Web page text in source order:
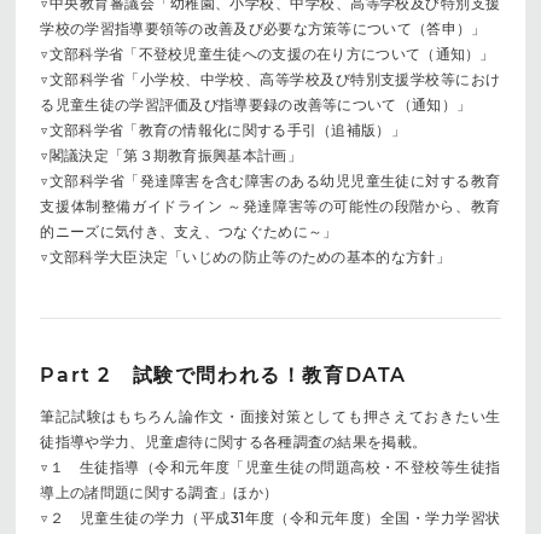
学校の学習指導要領等の改善及び必要な方策等について（答申）」
▽文部科学省「不登校児童生徒への支援の在り方について（通知）」
▽文部科学省「小学校、中学校、高等学校及び特別支援学校等におけ
る児童生徒の学習評価及び指導要録の改善等について（通知）」
▽文部科学省「教育の情報化に関する手引（追補版）」
▽閣議決定「第３期教育振興基本計画」
▽文部科学省「発達障害を含む障害のある幼児児童生徒に対する教育
支援体制整備ガイドライン ～発達障害等の可能性の段階から、教育
的ニーズに気付き、支え、つなぐために～」
▽文部科学大臣決定「いじめの防止等のための基本的な方針」
Part 2 試験で問われる！教育DATA
筆記試験はもちろん論作文・面接対策としても押さえておきたい生
徒指導や学力、児童虐待に関する各種調査の結果を掲載。
▽１ 生徒指導（令和元年度「児童生徒の問題高校・不登校等生徒指
導上の諸問題に関する調査」ほか）
▽２ 児童生徒の学力（平成31年度（令和元年度）全国・学力学習状